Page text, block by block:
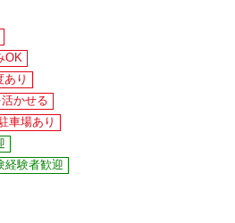
OK
あり
かせる
車場あり
経験者歓迎